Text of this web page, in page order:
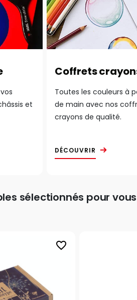
et
Coffrets
Toutes les couleurs à
de main avec nos
crayons de qualité.
DÉCOUVRIR
sélectionnés pour vous
favorite_border